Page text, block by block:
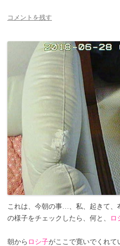
コメントを残す
これは、今朝の事…、私、起きて、
の様子をチェックしたら、何と、
ロ
朝から ロシ子がここで寛いでくれて